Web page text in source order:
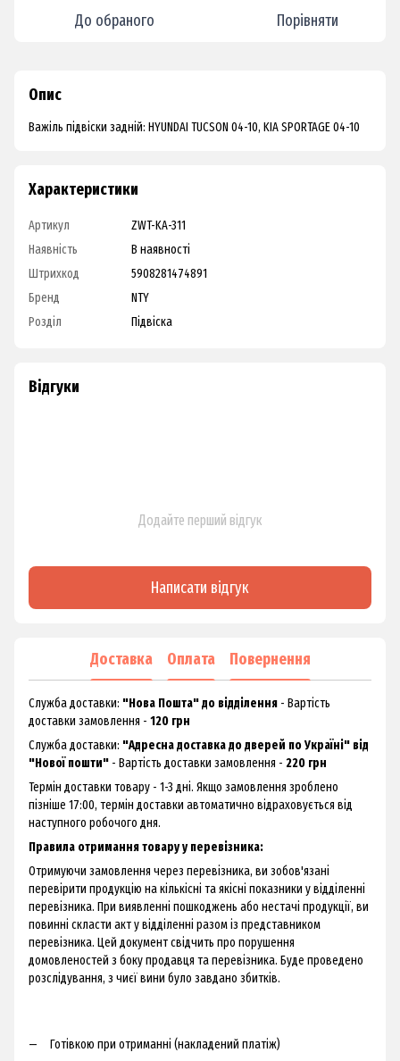
До обраного Порівняти
Опис
Важіль підвіски задній: HYUNDAI TUCSON 04-10, KIA SPORTAGE 04-10
Характеристики
Артикул
ZWT-KA-311
Наявність
В наявності
Штрихкод
5908281474891
Бренд
NTY
Розділ
Підвіска
Відгуки
Додайте перший відгук
Написати відгук
Доставка Оплата Повернення
Служба доставки: "Нова Пошта" до відділення - Вартість
доставки замовлення - 120 грн
Служба доставки: "Адресна доставка до дверей по Україні" від
"Нової пошти" - Вартість доставки замовлення - 220 грн
Термін доставки товару - 1-3 дні. Якщо замовлення зроблено
пізніше 17:00, термін доставки автоматично відраховується від
наступного робочого дня.
Правила отримання товару у перевізника:
Отримуючи замовлення через перевізника, ви зобов'язані
перевірити продукцію на кількісні та якісні показники у відділенні
перевізника. При виявленні пошкоджень або нестачі продукції, ви
повинні скласти акт у відділенні разом із представником
перевізника. Цей документ свідчить про порушення
домовленостей з боку продавця та перевізника. Буде проведено
розслідування, з чиєї вини було завдано збитків.
Готівкою при отриманні (накладений платіж)